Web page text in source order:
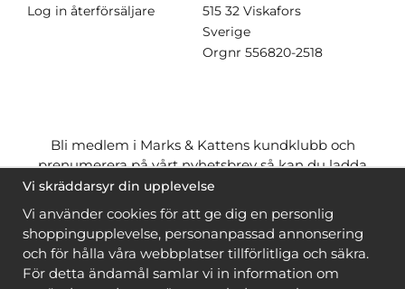
Log in återförsäljare
515 32 Viskafors
Sverige
Orgnr 556820-2518
Bli medlem i Marks & Kattens kundklubb och
prenumerera på vårt nyhetsbrev så kan du ladda
ner många mönstergratisoch få många
när du handlar garn till mönstret. Du ser vilka som
är
gratis när du är inloggad
Bli medlem
Vi skräddarsyr din upplevelse
Vi använder cookies för att ge dig en personlig
shoppingupplevelse, personanpassad annonsering
och för hålla våra webbplatser tillförlitliga och säkra.
För detta ändamål samlar vi in information om